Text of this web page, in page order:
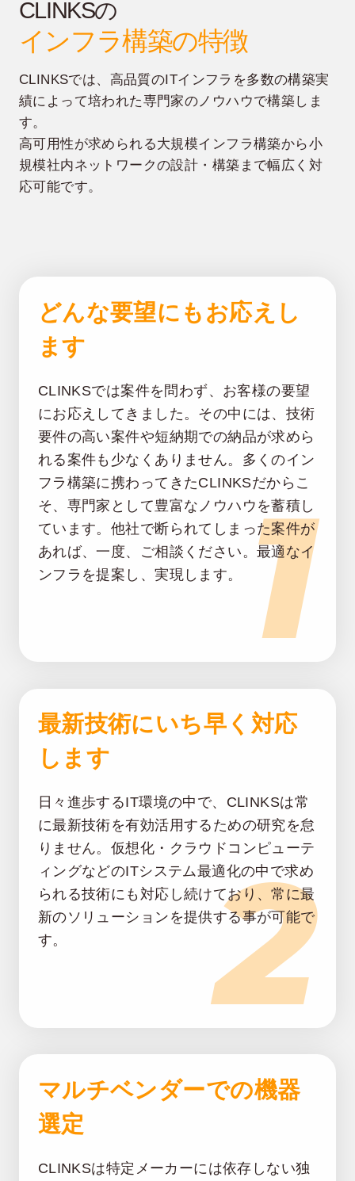
CLINKSの
インフラ構築の特徴
CLINKSでは、高品質のITインフラを多数の構築実
績によって培われた専門家のノウハウで構築しま
す。
高可用性が求められる大規模インフラ構築から小
規模社内ネットワークの設計・構築まで幅広く対
応可能です。
どんな要望にもお応えし
ます
CLINKSでは案件を問わず、お客様の要望
にお応えしてきました。その中には、技術
要件の高い案件や短納期での納品が求めら
れる案件も少なくありません。多くのイン
フラ構築に携わってきたCLINKSだからこ
そ、専門家として豊富なノウハウを蓄積し
ています。他社で断られてしまった案件が
あれば、一度、ご相談ください。最適なイ
ンフラを提案し、実現します。
1
最新技術にいち早く対応
します
日々進歩するIT環境の中で、CLINKSは常
に最新技術を有効活用するための研究を怠
りません。仮想化・クラウドコンピューテ
ィングなどのITシステム最適化の中で求め
られる技術にも対応し続けており、常に最
新のソリューションを提供する事が可能で
す。
2
マルチベンダーでの機器
選定
CLINKSは特定メーカーには依存しない独